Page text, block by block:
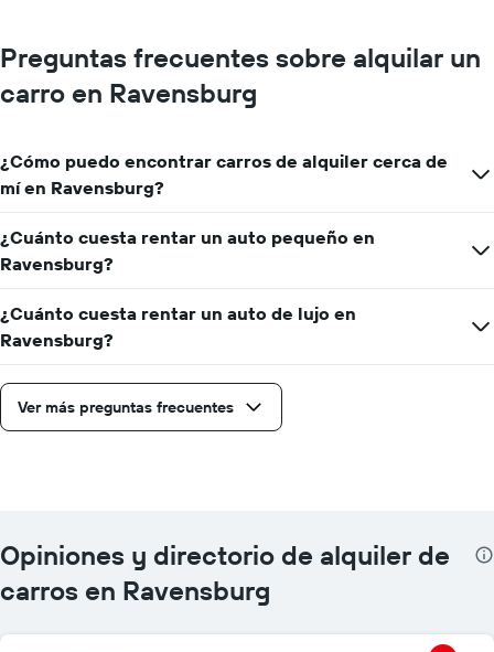
Preguntas frecuentes sobre alquilar un
carro en Ravensburg
¿Cómo puedo encontrar carros de alquiler cerca de
mí en Ravensburg?
¿Cuánto cuesta rentar un auto pequeño en
Ravensburg?
¿Cuánto cuesta rentar un auto de lujo en
Ravensburg?
Ver más preguntas frecuentes
Opiniones y directorio de alquiler de
carros en Ravensburg